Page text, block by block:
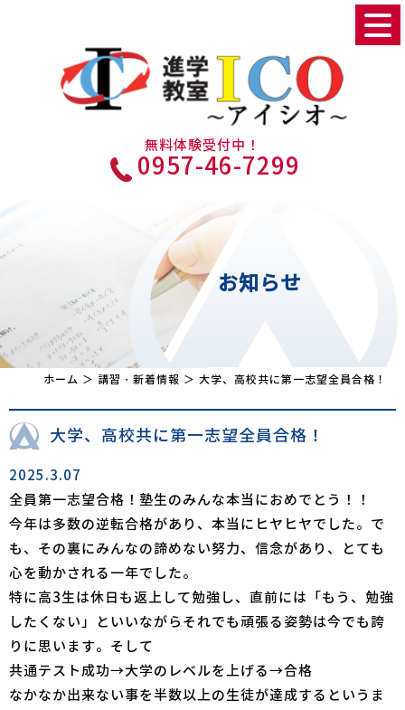
無料体験受付中！
0957-46-7299
お知らせ
ホーム ＞ 講習・新着情報 ＞ 大学、高校共に第一志望全員合格！
大学、高校共に第一志望全員合格！
2025.3.07
全員第一志望合格！塾生のみんな本当におめでとう！！
今年は多数の逆転合格があり、本当にヒヤヒヤでした。で
も、その裏にみんなの諦めない努力、信念があり、とても
心を動かされる一年でした。
特に高3生は休日も返上して勉強し、直前には「もう、勉強
したくない」といいながらそれでも頑張る姿勢は今でも誇
りに思います。そして
共通テスト成功→大学のレベルを上げる→合格
なかなか出来ない事を半数以上の生徒が達成するというま